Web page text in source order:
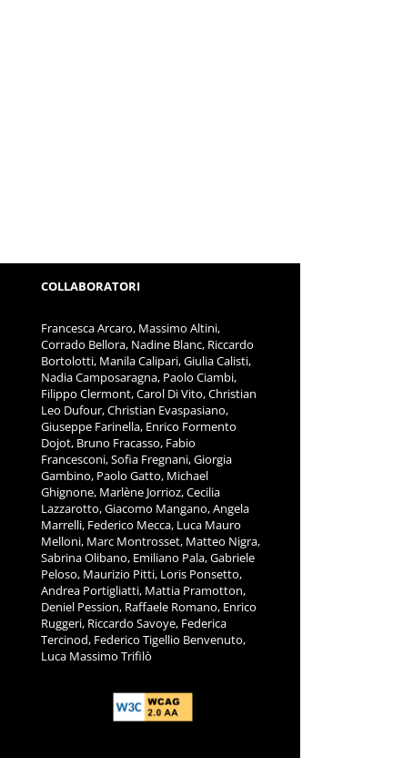
COLLABORATORI
Francesca Arcaro, Massimo Altini,
Corrado Bellora, Nadine Blanc, Riccardo
Bortolotti, Manila Calipari, Giulia Calisti,
Nadia Camposaragna, Paolo Ciambi,
Filippo Clermont, Carol Di Vito, Christian
Leo Dufour, Christian Evaspasiano,
Giuseppe Farinella, Enrico Formento
Dojot, Bruno Fracasso, Fabio
Francesconi, Sofia Fregnani, Giorgia
Gambino, Paolo Gatto, Michael
Ghignone, Marlène Jorrioz, Cecilia
Lazzarotto, Giacomo Mangano, Angela
Marrelli, Federico Mecca, Luca Mauro
Melloni, Marc Montrosset, Matteo Nigra,
Sabrina Olibano, Emiliano Pala, Gabriele
Peloso, Maurizio Pitti, Loris Ponsetto,
Andrea Portigliatti, Mattia Pramotton,
Deniel Pession, Raffaele Romano, Enrico
Ruggeri, Riccardo Savoye, Federica
Tercinod, Federico Tigellio Benvenuto,
Luca Massimo Trifilò